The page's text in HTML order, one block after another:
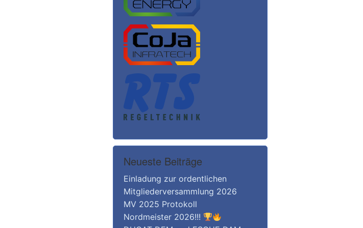
Neueste Beiträge
Einladung zur ordentlichen
Mitgliederversammlung 2026
MV 2025 Protokoll
Nordmeister 2026!!!